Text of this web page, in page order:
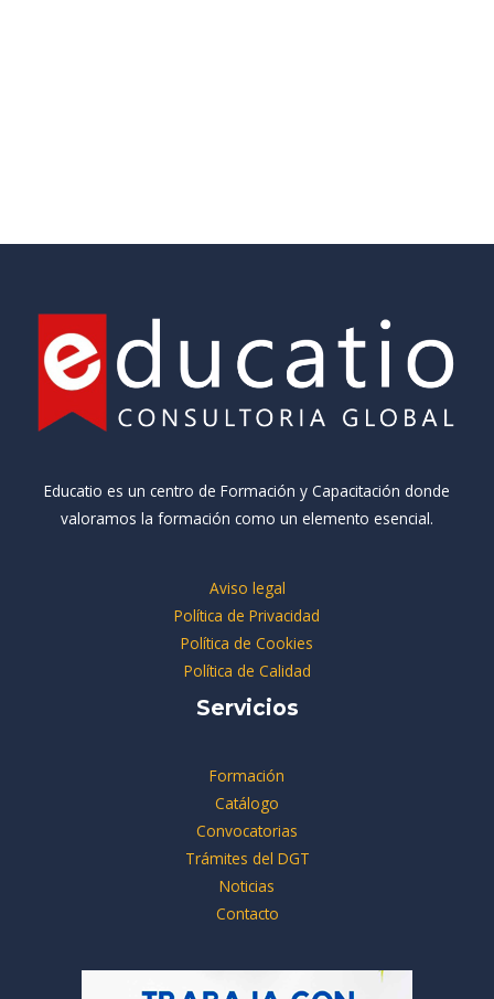
Educatio es un centro de Formación y Capacitación donde
valoramos la formación como un elemento esencial.
Aviso legal
Política de Privacidad
Política de Cookies
Política de Calidad
Servicios
Formación
Catálogo
Convocatorias
Trámites del DGT
Noticias
Contacto